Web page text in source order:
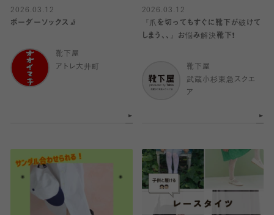
2026.03.12
ボーダーソックス🧦
靴下屋
アトレ大井町
2026.03.12
『爪を切ってもすぐに靴下が破けて
しまう、、』お悩み解決靴下❗️
靴下屋
武蔵小杉東急スクエ
ア